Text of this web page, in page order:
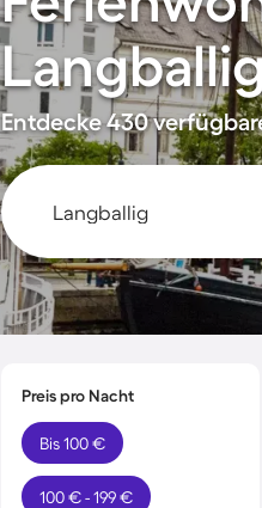
Entdecke 430
Preis pro Nacht
Bis 100 €
100 € - 199 €